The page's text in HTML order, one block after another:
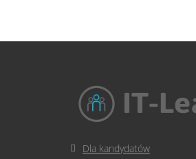
Dla kandydatów